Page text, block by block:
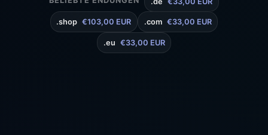
.shop €103,00 EUR .com €33,00 EUR
.eu €33,00 EUR